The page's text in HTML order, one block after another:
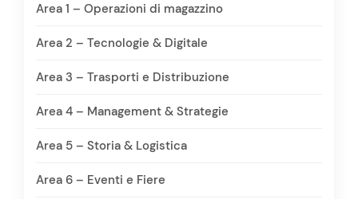
Area 1 – Operazioni di magazzino
Area 2 – Tecnologie & Digitale
Area 3 – Trasporti e Distribuzione
Area 4 – Management & Strategie
Area 5 – Storia & Logistica
Area 6 – Eventi e Fiere